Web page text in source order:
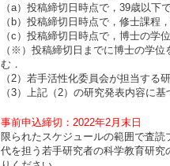
（a）投稿締切日時点で，39歳以下
（b）投稿締切日時点で，修士課程
（c）投稿締切日時点で，博士の学
（※）投稿締切日までに博士の学
む．
（2）若手活性化委員会が担当する
（3）上記（2）の研究発表内容に
事前申込締切：2022年2月末日
限られたスケジュールの範囲で査
代を担う若手研究者の科学教育研